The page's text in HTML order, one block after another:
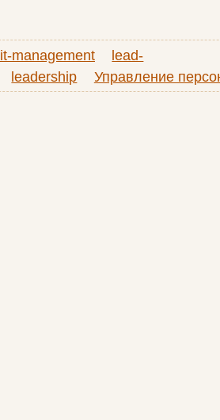
it-management
lead-
leadership Управление